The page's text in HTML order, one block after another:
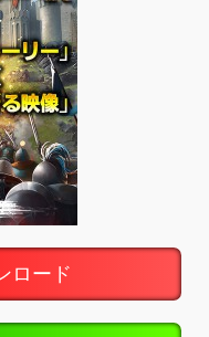
ロード